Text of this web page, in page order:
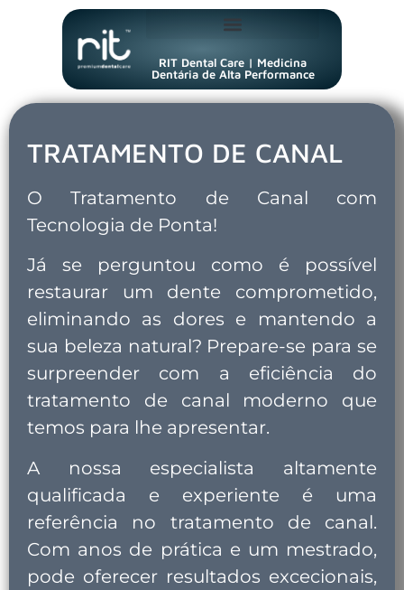
RIT Dental Care | Medicina
Dentária de Alta Performance
TRATAMENTO DE CANAL
O Tratamento de Canal com
Tecnologia de Ponta!
Já se perguntou como é possível
restaurar um dente comprometido,
eliminando as dores e mantendo a
sua beleza natural? Prepare-se para se
surpreender com a eficiência do
tratamento de canal moderno que
temos para lhe apresentar.
A nossa especialista altamente
qualificada e experiente é uma
referência no tratamento de canal.
Com anos de prática e um mestrado,
pode oferecer resultados excecionais,